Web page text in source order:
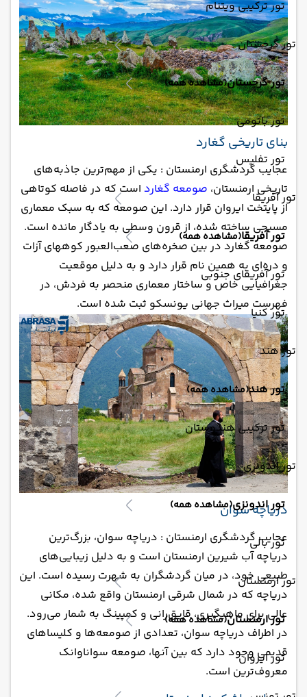
تور ترکیبی ویتنام
تور گرجستان
تور گرجستان(مشاهده همه)
تور باتومی
تور تفلیس
تور آفریقا
تور آفریقا(مشاهده همه)
تور آفریقای جنوبی
تور کنیا
تور هند
تور هند(مشاهده همه)
تور ترکیبی هندوستان
تور اندونزی
تور اندونزی(مشاهده همه)
تور بالی
تور ارمنستان
تور ارمنستان(مشاهده همه)
تور ایروان
بنای تاریخی گغارد
عجایب گردشگری ارمنستان : یکی از مهم‌ترین جاذبه‌های
تاریخی ارمنستان، صومعه گغارد است که در فاصله کوتاهی
از پایتخت ایروان قرار دارد. این صومعه که به سبک معماری
مسیحی ساخته شده، از قرون وسطی به یادگار مانده است.
صومعه گغارد در بین صخره‌های صعب‌العبور کوههای آزات
و دره‌ای به همین نام قرار دارد و به دلیل موقعیت
جغرافیایی خاص و ساختار معماری منحصر به فردش، در
فهرست میراث جهانی یونسکو ثبت شده است.
دریاچه سوان
عجایب گردشگری ارمنستان : دریاچه سوان، بزرگ‌ترین
دریاچه آب شیرین ارمنستان است و به دلیل زیبایی‌های
طبیعی خود، در میان گردشگران به شهرت رسیده است. این
دریاچه که در شمال شرقی ارمنستان واقع شده، مکانی
عالی برای ماهیگیری، قایق‌رانی و کمپینگ به شمار می‌رود.
در اطراف دریاچه سوان، تعدادی از صومعه‌ها و کلیساهای
قدیمی وجود دارد که بین آنها، صومعه سواناوانک
معروف‌ترین است.